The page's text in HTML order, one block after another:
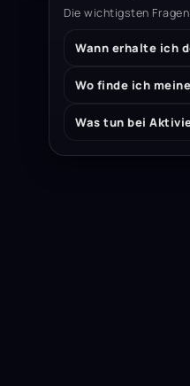
Die wichtigsten
Wann erhalte ich
Wo finde ich
Was tun bei